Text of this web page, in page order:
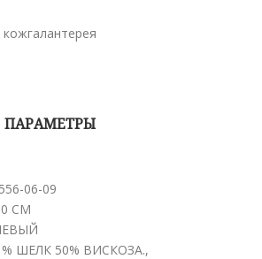
ПАРАМЕТРЫ
06-09
СМ
ШЕЛК 50% ВИСКОЗА.,